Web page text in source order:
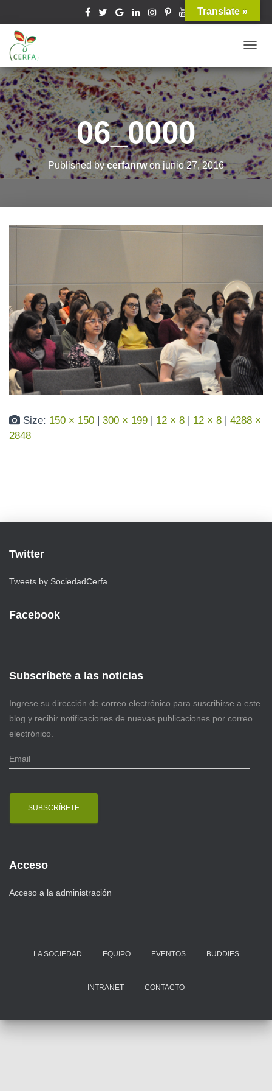
O
G
G
L
E
A
V
G
A
06_0000
Published bycerfanrwonjunio 27, 2016
Size: 150 × 150 | 300 × 199 | 12 × 8 | 12 × 8 | 4288 ×
2848
Twitter
Tweets by SociedadCerfa
Facebook
Subscríbete a las noticias
Ingrese su dirección de correo electrónico para suscribirse a este
blog y recibir notificaciones de nuevas publicaciones por correo
electrónico.
E
m
Acceso
Acceso a la administración
LA SOCIEDAD EQUIPO EVENTOS BUDDIES
INTRANET CONTACTO
Translate »